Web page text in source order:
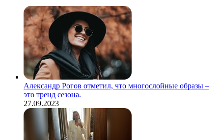
Александр Рогов отметил, что многослойные образы –
это тренд сезона.
27.09.2023